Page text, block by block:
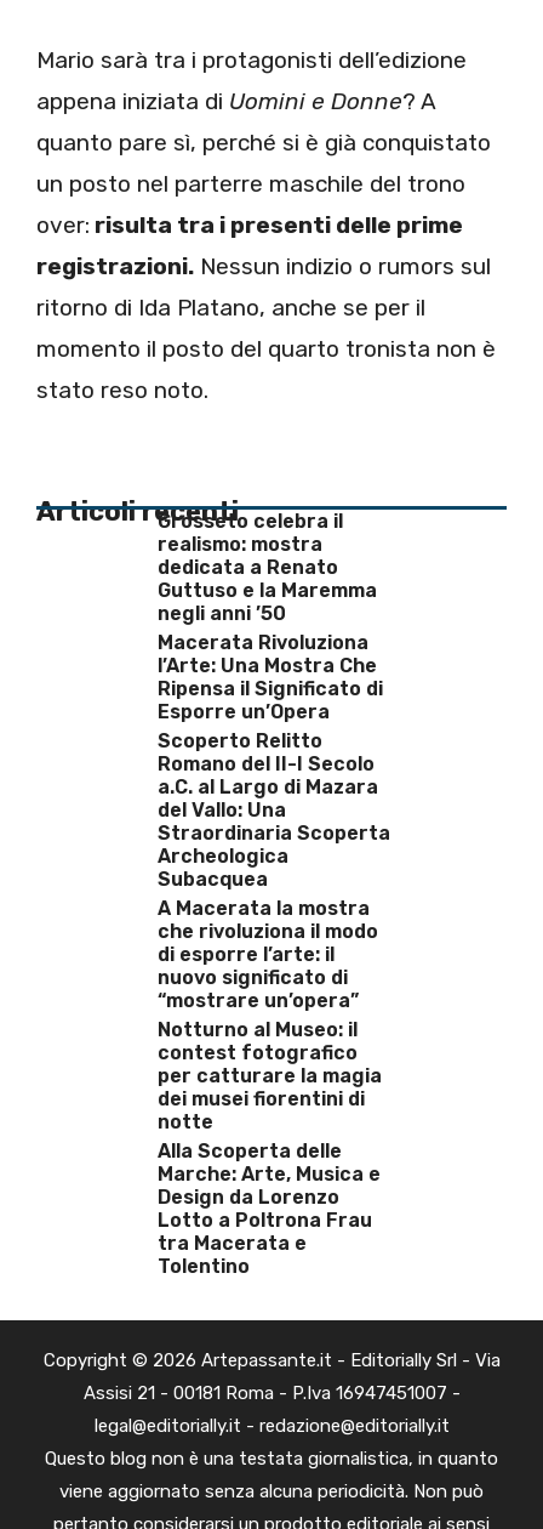
Mario sarà tra i protagonisti dell’edizione
appena iniziata di Uomini e Donne? A
quanto pare sì, perché si è già conquistato
un posto nel parterre maschile del trono
over: risulta tra i presenti delle prime
registrazioni. Nessun indizio o rumors sul
ritorno di Ida Platano, anche se per il
momento il posto del quarto tronista non è
stato reso noto.
Articoli recentiGrosseto celebra il
realismo: mostra
dedicata a Renato
Guttuso e la Maremma
negli anni ’50
Macerata Rivoluziona
l’Arte: Una Mostra Che
Ripensa il Significato di
Esporre un’Opera
Scoperto Relitto
Romano del II-I Secolo
a.C. al Largo di Mazara
del Vallo: Una
Straordinaria Scoperta
Archeologica
Subacquea
A Macerata la mostra
che rivoluziona il modo
di esporre l’arte: il
nuovo significato di
“mostrare un’opera”
Notturno al Museo: il
contest fotografico
per catturare la magia
dei musei fiorentini di
notte
Alla Scoperta delle
Marche: Arte, Musica e
Design da Lorenzo
Lotto a Poltrona Frau
tra Macerata e
Tolentino
Copyright © 2026 Artepassante.it - Editorially Srl - Via
Assisi 21 - 00181 Roma - P.Iva 16947451007 -
legal@editorially.it - redazione@editorially.it
Questo blog non è una testata giornalistica, in quanto
viene aggiornato senza alcuna periodicità. Non può
pertanto considerarsi un prodotto editoriale ai sensi